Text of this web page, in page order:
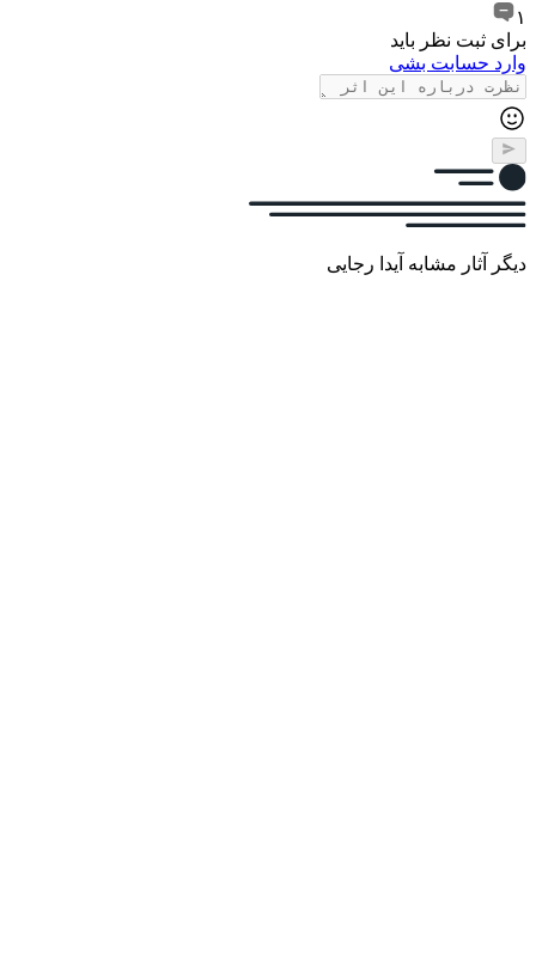
۱
برای ثبت نظر باید
وارد حسابت بشی
دیگر آثار مشابه آیدا رجایی